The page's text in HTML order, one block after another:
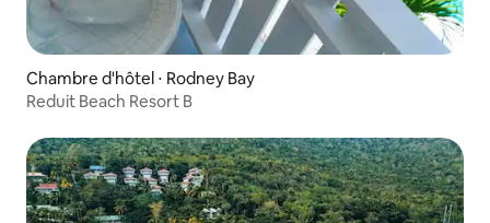
Chambre d'hôtel ⋅ Rodney Bay
Reduit Beach Resort B